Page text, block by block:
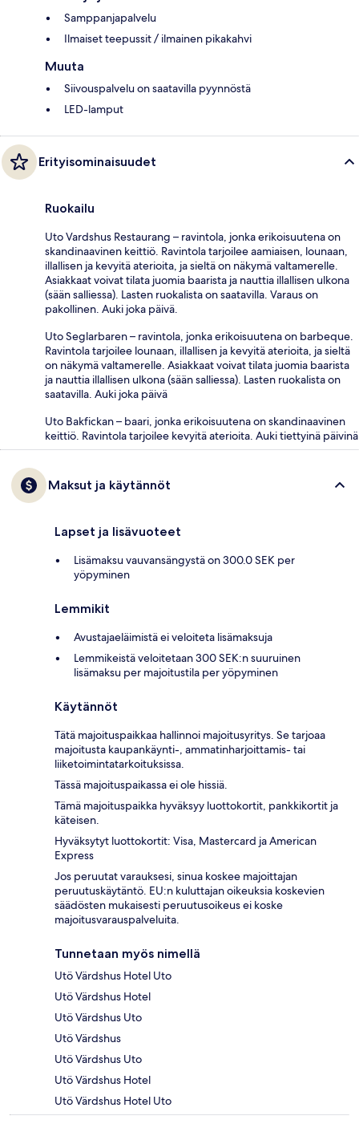
Samppanjapalvelu
Ilmaiset teepussit / ilmainen pikakahvi
Muuta
Siivouspalvelu on saatavilla pyynnöstä
LED-lamput
Erityisominaisuudet
Ruokailu
Uto Vardshus Restaurang – ravintola, jonka erikoisuutena on
skandinaavinen keittiö. Ravintola tarjoilee aamiaisen, lounaan,
illallisen ja kevyitä aterioita, ja sieltä on näkymä valtamerelle.
Asiakkaat voivat tilata juomia baarista ja nauttia illallisen ulkona
(sään salliessa). Lasten ruokalista on saatavilla. Varaus on
pakollinen. Auki joka päivä.
Uto Seglarbaren – ravintola, jonka erikoisuutena on barbeque.
Ravintola tarjoilee lounaan, illallisen ja kevyitä aterioita, ja sieltä
on näkymä valtamerelle. Asiakkaat voivat tilata juomia baarista
ja nauttia illallisen ulkona (sään salliessa). Lasten ruokalista on
saatavilla. Auki joka päivä
Uto Bakfickan – baari, jonka erikoisuutena on skandinaavinen
keittiö. Ravintola tarjoilee kevyitä aterioita. Auki tiettyinä päivinä
Maksut ja käytännöt
Lapset ja lisävuoteet
Lisämaksu vauvansängystä on 300.0 SEK per
yöpyminen
Lemmikit
Avustajaeläimistä ei veloiteta lisämaksuja
Lemmikeistä veloitetaan 300 SEK:n suuruinen
lisämaksu per majoitustila per yöpyminen
Käytännöt
Tätä majoituspaikkaa hallinnoi majoitusyritys. Se tarjoaa
majoitusta kaupankäynti-, ammatinharjoittamis- tai
liiketoimintatarkoituksissa.
Tässä majoituspaikassa ei ole hissiä.
Tämä majoituspaikka hyväksyy luottokortit, pankkikortit ja
käteisen.
Hyväksytyt luottokortit: Visa, Mastercard ja American
Express
Jos peruutat varauksesi, sinua koskee majoittajan
peruutuskäytäntö. EU:n kuluttajan oikeuksia koskevien
säädösten mukaisesti peruutusoikeus ei koske
majoitusvarauspalveluita.
Tunnetaan myös nimellä
Utö Värdshus Hotel Uto
Utö Värdshus Hotel
Utö Värdshus Uto
Utö Värdshus
Utö Värdshus Uto
Utö Värdshus Hotel
Utö Värdshus Hotel Uto